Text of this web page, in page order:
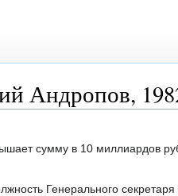
Андропов,
сумму в 10 миллиардов
Генерального